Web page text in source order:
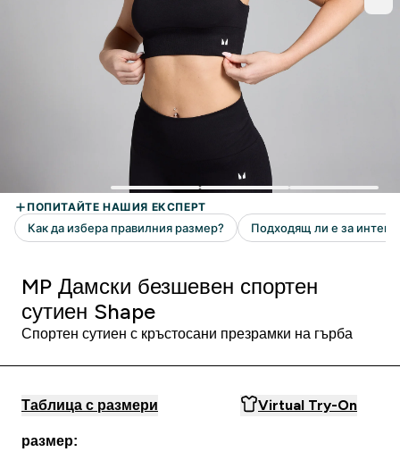
MP Дамски безшевен спортен
сутиен Shape
Спортен сутиен с кръстосани презрамки на гърба
Таблица с размери Virtual Try-On
размер: